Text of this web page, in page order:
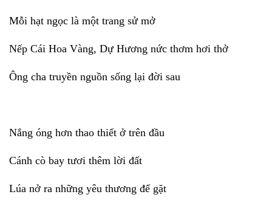
Mỗi hạt ngọc là một trang sử mở
Nếp Cái Hoa Vàng, Dự Hương nức thơm hơi thở
Ông cha truyền nguồn sống lại đời sau
Nắng óng hơn thao thiết ở trên đầu
Cánh cò bay tươi thêm lời đất
Lúa nở ra những yêu thương để gặt